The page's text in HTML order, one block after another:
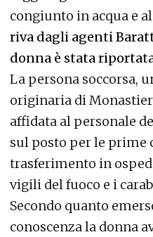
congiunto in acqua e al
riva dagli agenti
donna è stata
La persona soccorsa,
originaria di
affidata al personale
sul posto per le prime
trasferimento in
vigili del fuoco e i
Secondo quanto
conoscenza la donna